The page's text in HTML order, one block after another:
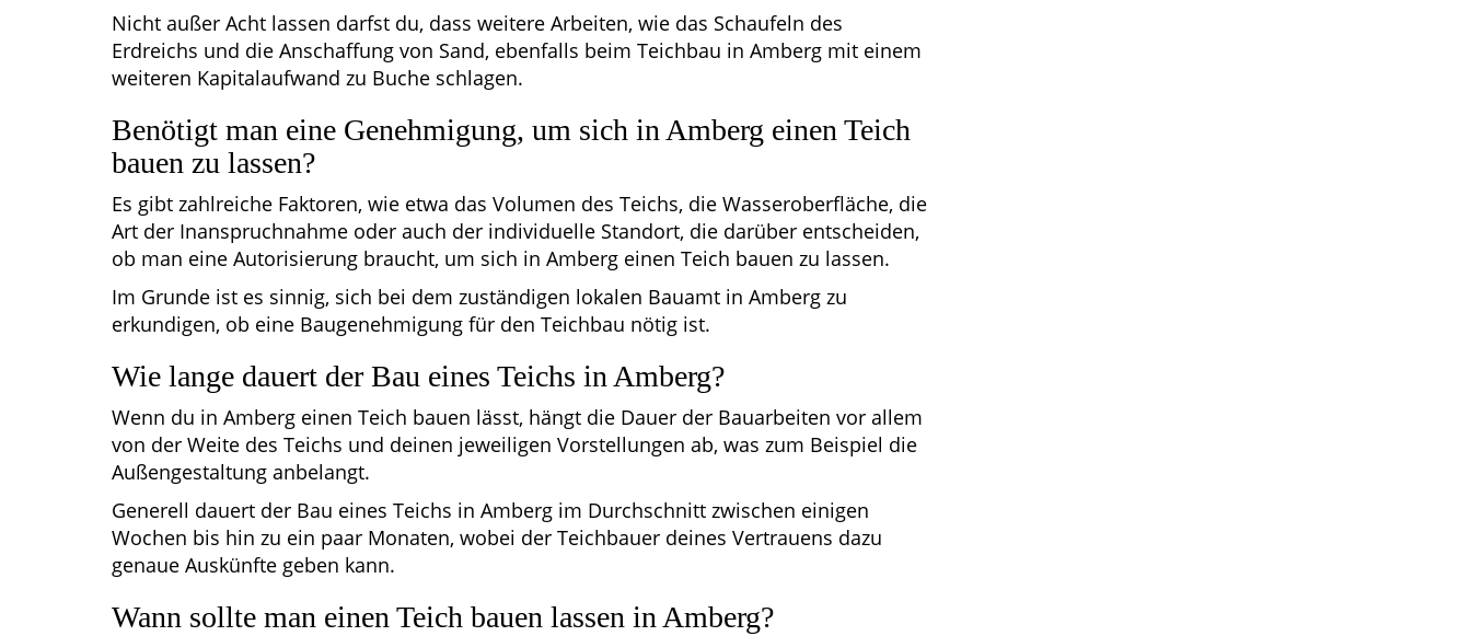
Nicht außer Acht lassen darfst du, dass weitere Arbeiten, wie das Schaufeln des
Erdreichs und die Anschaffung von Sand, ebenfalls beim Teichbau in Amberg mit einem
weiteren Kapitalaufwand zu Buche schlagen.
Benötigt man eine Genehmigung, um sich in Amberg einen Teich
bauen zu lassen?
Es gibt zahlreiche Faktoren, wie etwa das Volumen des Teichs, die Wasseroberfläche, die
Art der Inanspruchnahme oder auch der individuelle Standort, die darüber entscheiden,
ob man eine Autorisierung braucht, um sich in Amberg einen Teich bauen zu lassen.
Im Grunde ist es sinnig, sich bei dem zuständigen lokalen Bauamt in Amberg zu
erkundigen, ob eine Baugenehmigung für den Teichbau nötig ist.
Wie lange dauert der Bau eines Teichs in Amberg?
Wenn du in Amberg einen Teich bauen lässt, hängt die Dauer der Bauarbeiten vor allem
von der Weite des Teichs und deinen jeweiligen Vorstellungen ab, was zum Beispiel die
Außengestaltung anbelangt.
Generell dauert der Bau eines Teichs in Amberg im Durchschnitt zwischen einigen
Wochen bis hin zu ein paar Monaten, wobei der Teichbauer deines Vertrauens dazu
genaue Auskünfte geben kann.
Wann sollte man einen Teich bauen lassen in Amberg?